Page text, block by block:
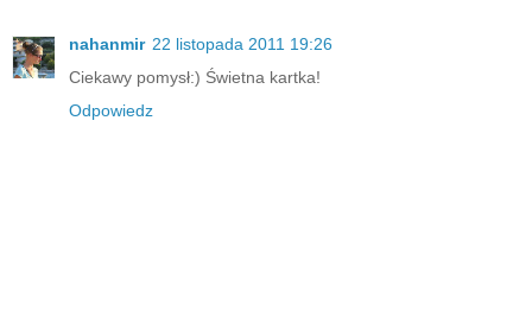
nahanmir 22 listopada 2011 19:26
Ciekawy pomysł:) Świetna kartka!
Odpowiedz